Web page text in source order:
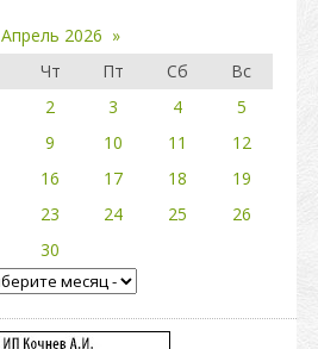
Апрель 2026 »
Чт Пт Сб
Вс
2 3 4
5
9 10 11
12
16 17 18
19
23 24 25
26
30